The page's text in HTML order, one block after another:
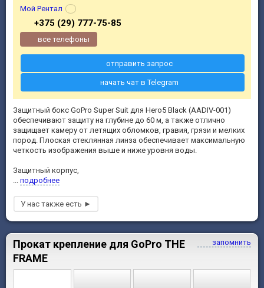
Защитный бокс GoPro Super Suit для Hero5 Black (AADIV-001)
обеспечивают защиту на глубине до 60 м, а также отлично
защищает камеру от летящих обломков, гравия, грязи и мелких
пород. Плоская стеклянная линза обеспечивает максимальную
четкость изображения выше и ниже уровня воды.
Защитный корпус,
подробнее
Мой Рентал
+375 (29) 777-75-85
все телефоны
отправить запрос
начать чат в Telegram
запомнить
Прокат крепление для GoPro THE
FRAME